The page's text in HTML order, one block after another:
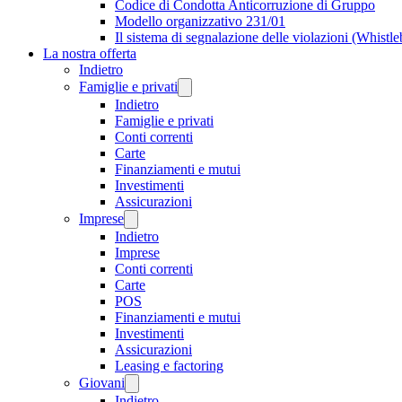
Codice di Condotta Anticorruzione di Gruppo
Modello organizzativo 231/01
Il sistema di segnalazione delle violazioni
La nostra offerta
Indietro
Famiglie e privati
Indietro
Famiglie e privati
Conti correnti
Carte
Finanziamenti e mutui
Investimenti
Assicurazioni
Imprese
Indietro
Imprese
Conti correnti
Carte
POS
Finanziamenti e mutui
Investimenti
Assicurazioni
Leasing e factoring
Giovani